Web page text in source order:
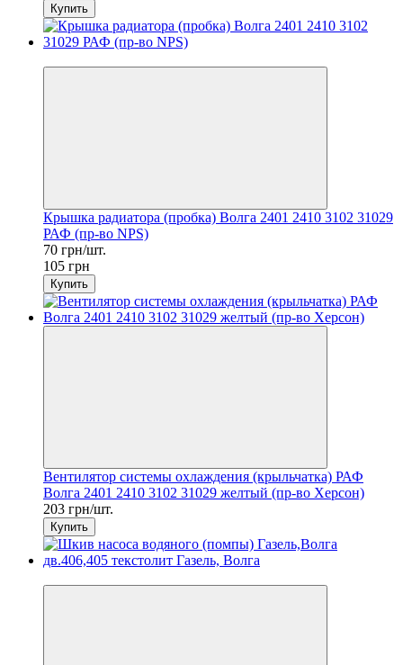
Купить
Крышка радиатора (пробка) Волга 2401 2410 3102 31029
РАФ (пр-во NPS)
70 грн/шт.
105 грн
Купить
Вентилятор системы охлаждения (крыльчатка) РАФ
Волга 2401 2410 3102 31029 желтый (пр-во Херсон)
203 грн/шт.
Купить